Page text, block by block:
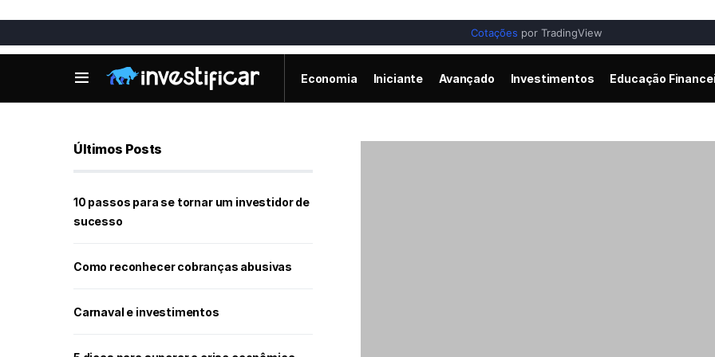
Cotações por TradingView
Economia Iniciante Avançado Investimentos Educação
Últimos Posts
10 passos para se tornar um investidor de
sucesso
Como reconhecer cobranças abusivas
Carnaval e investimentos